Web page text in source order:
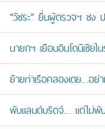
“วัชระ” ยื่นผู้ตรวจฯ ชง
นายกฯ เยือนอินโดนีเซีย
ย้ายท่าเรือคลองเตย…อ
พับแลนด์บริดจ์… แต่ไม่พั